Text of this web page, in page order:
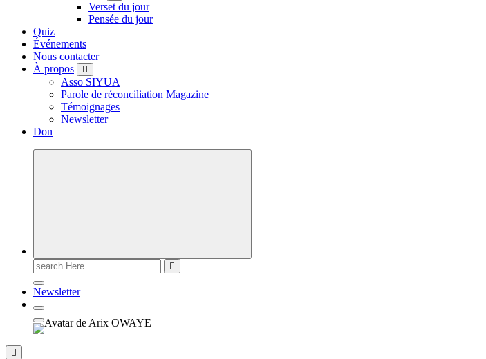
Verset du jour
Pensée du jour
Quiz
Événements
Nous contacter
À propos
Asso SIYUA
Parole de réconciliation Magazine
Témoignages
Newsletter
Don
Newsletter